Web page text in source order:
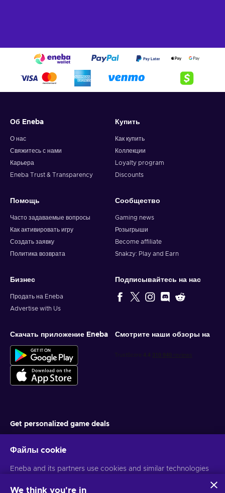
Об Eneba
О нас
Свяжитесь с нами
Карьера
Eneba Trust & Transparency
Купить
Как купить
Коллекции
Loyalty program
Discounts
Помощь
Часто задаваемые вопросы
Как активировать игру
Создать заявку
Политика возврата
Сообщество
Gaming news
Розыгрыши
Become affiliate
Snakzy: Play and Earn
Бизнес
Продать на Eneba
Advertise with Us
Подписывайтесь на нас
Скачать приложение Eneba Смотрите наши обзоры на
Get personalized game deals
information
Файлы cookie
Eneba and its partners use cookies and similar technologies
website. We use this information to enhance content,
We think you're in